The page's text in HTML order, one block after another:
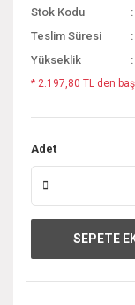
Stok Kodu
Teslim Süresi
Yükseklik
* 2.197,80 TL den
Adet
SEPETE